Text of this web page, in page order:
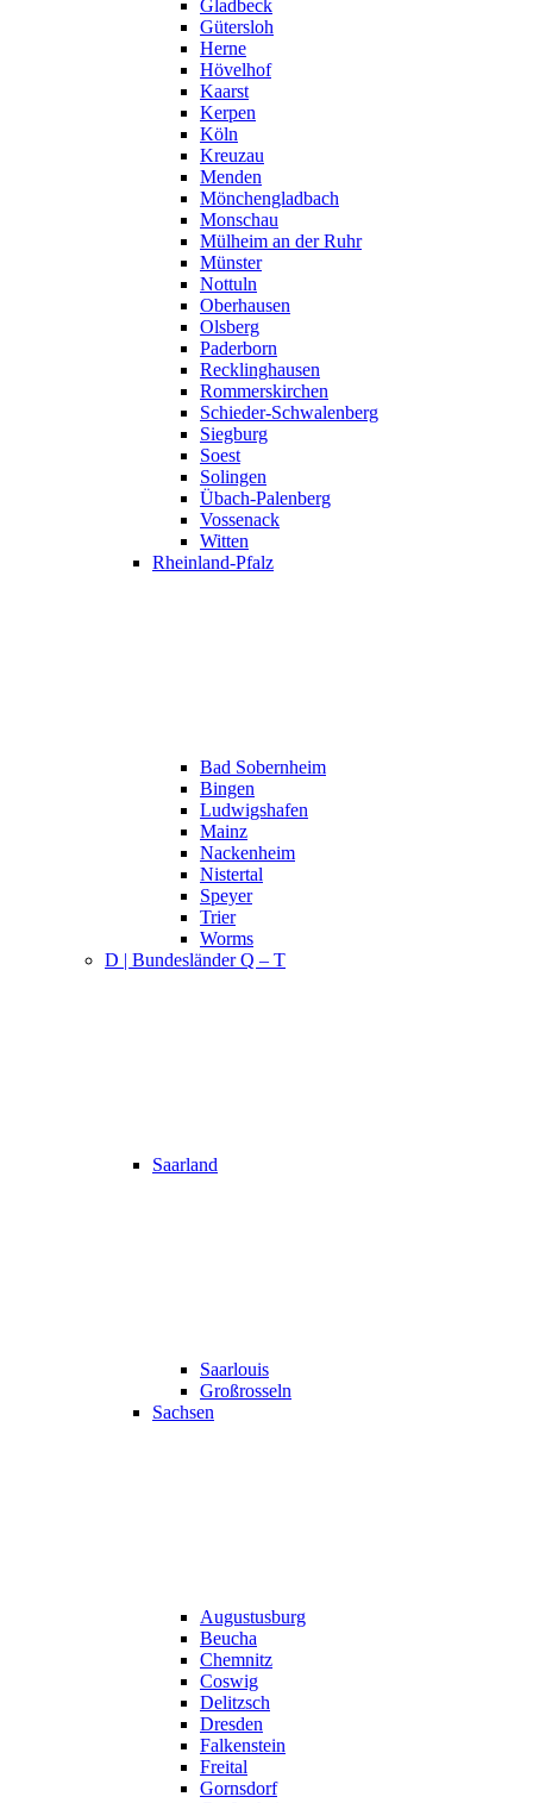
Gladbeck
Gütersloh
Herne
Hövelhof
Kaarst
Kerpen
Köln
Kreuzau
Menden
Mönchengladbach
Monschau
Mülheim an der Ruhr
Münster
Nottuln
Oberhausen
Olsberg
Paderborn
Recklinghausen
Rommerskirchen
Schieder-Schwalenberg
Siegburg
Soest
Solingen
Übach-Palenberg
Vossenack
Witten
Rheinland-Pfalz
Bad Sobernheim
Bingen
Ludwigshafen
Mainz
Nackenheim
Nistertal
Speyer
Trier
Worms
D | Bundesländer Q – T
Saarland
Saarlouis
Großrosseln
Sachsen
Augustusburg
Beucha
Chemnitz
Coswig
Delitzsch
Dresden
Falkenstein
Freital
Gornsdorf